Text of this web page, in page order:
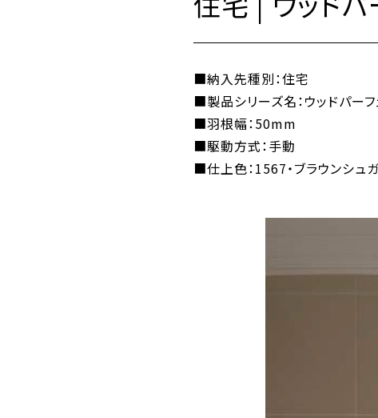
■納入先種別：住宅
■製品シリーズ名：ウッドパーフ
■羽根幅：50mm
■駆動方式：手動
■仕上色：1567・ブラウンシュ